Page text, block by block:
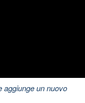
aggiunge un nuovo